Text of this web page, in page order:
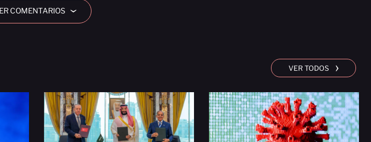
COMENTARIOS ›
VER TODOS ›